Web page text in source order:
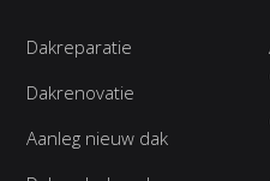
Dakreparatie
Dakrenovatie
Aanleg nieuw dak